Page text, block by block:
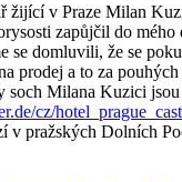
žijící v Praze Milan
zapůjčil do
se domluvili, že se
prodej a to za
soch Milana Kuzici
cz/
v pražských Dolních